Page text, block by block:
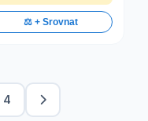
⚖️ + Srovnat
4